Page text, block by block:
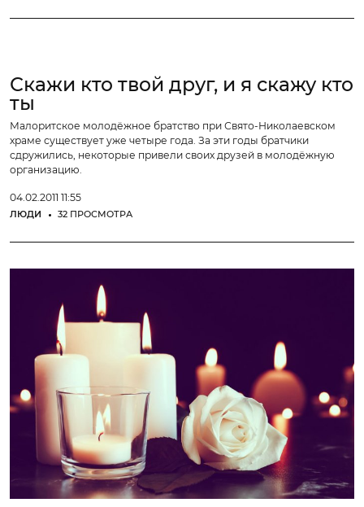
Скажи кто твой друг, и я скажу кто
ты
Малоритское молодёжное братство при Свято-Николаевском
храме существует уже четыре года. За эти годы братчики
сдружились, некоторые привели своих друзей в молодёжную
организацию.
04.02.2011 11:55
ЛЮДИ 32 ПРОСМОТРА